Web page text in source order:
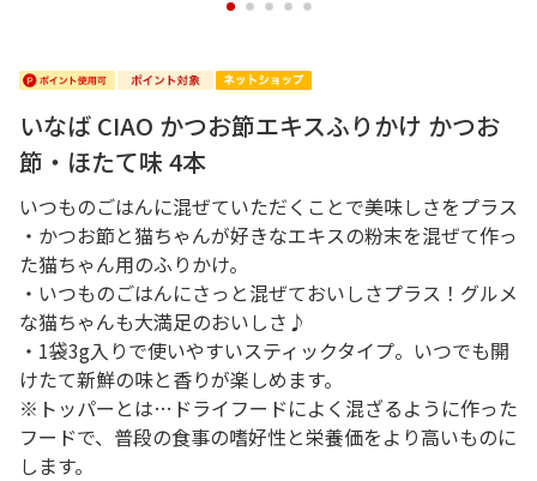
1 2 3 4 5
いなば CIAO かつお節エキスふりかけ かつお
節・ほたて味 4本
いつものごはんに混ぜていただくことで美味しさをプラス
・かつお節と猫ちゃんが好きなエキスの粉末を混ぜて作っ
た猫ちゃん用のふりかけ。
・いつものごはんにさっと混ぜておいしさプラス！グルメ
な猫ちゃんも大満足のおいしさ♪
・1袋3g入りで使いやすいスティックタイプ。いつでも開
けたて新鮮の味と香りが楽しめます。
※トッパーとは…ドライフードによく混ざるように作った
フードで、普段の食事の嗜好性と栄養価をより高いものに
します。